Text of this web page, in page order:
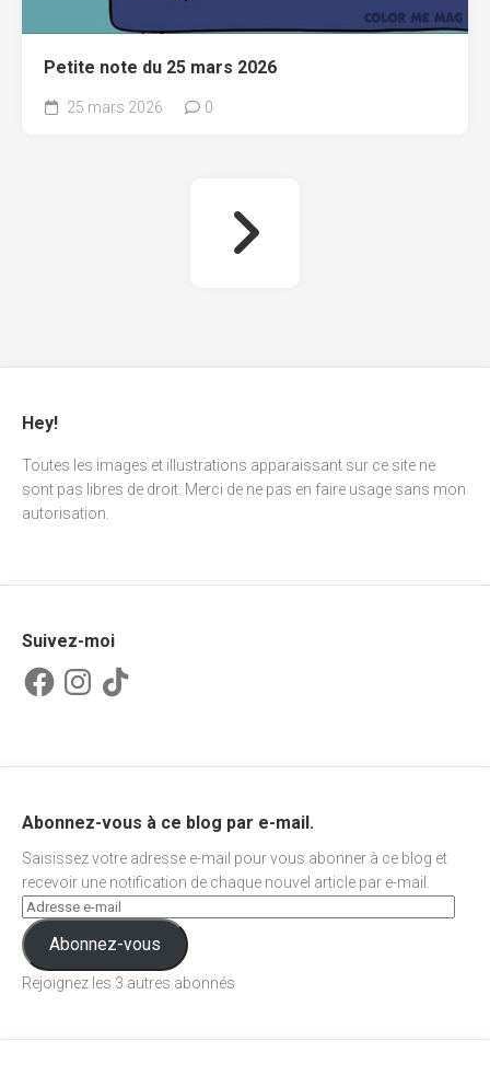
Petite note du 25 mars 2026
25 mars 2026 0
Hey!
Toutes les images et illustrations apparaissant sur ce site ne
sont pas libres de droit. Merci de ne pas en faire usage sans mon
autorisation.
Suivez-moi
FacebookInstagram
TikTok
Abonnez-vous à ce blog par e-mail.
Saisissez votre adresse e-mail pour vous abonner à ce blog et
recevoir une notification de chaque nouvel article par e-mail.
Abonnez-vous
Rejoignez les 3 autres abonnés